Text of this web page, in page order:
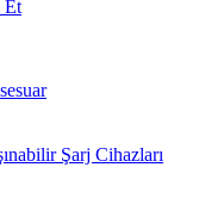
Et
Şarj Cihazları